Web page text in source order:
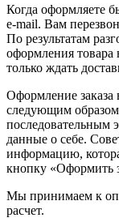
Когда оформляете
e-mail. Вам
По результатам
оформления товара
только ждать
Оформление заказа
следующим
последовательным
данные о себе.
информацию,
кнопку «Оформить
Мы принимаем к
расчет.